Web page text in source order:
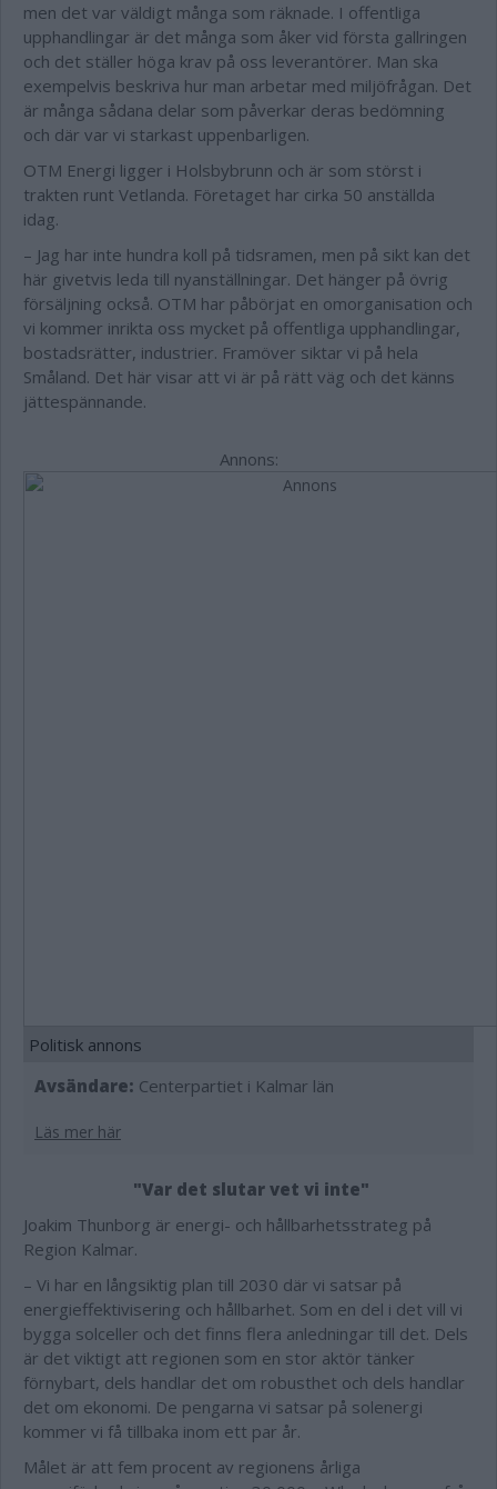
men det var väldigt många som räknade. I offentliga
upphandlingar är det många som åker vid första gallringen
och det ställer höga krav på oss leverantörer. Man ska
exempelvis beskriva hur man arbetar med miljöfrågan. Det
är många sådana delar som påverkar deras bedömning
och där var vi starkast uppenbarligen.
OTM Energi ligger i Holsbybrunn och är som störst i
trakten runt Vetlanda. Företaget har cirka 50 anställda
idag.
– Jag har inte hundra koll på tidsramen, men på sikt kan det
här givetvis leda till nyanställningar. Det hänger på övrig
försäljning också. OTM har påbörjat en omorganisation och
vi kommer inrikta oss mycket på offentliga upphandlingar,
bostadsrätter, industrier. Framöver siktar vi på hela
Småland. Det här visar att vi är på rätt väg och det känns
jättespännande.
Annons:
Politisk annons
Avsändare: Centerpartiet i Kalmar län
Läs mer här
"Var det slutar vet vi inte"
Joakim Thunborg är energi- och hållbarhetsstrateg på
Region Kalmar.
– Vi har en långsiktig plan till 2030 där vi satsar på
energieffektivisering och hållbarhet. Som en del i det vill vi
bygga solceller och det finns flera anledningar till det. Dels
är det viktigt att regionen som en stor aktör tänker
förnybart, dels handlar det om robusthet och dels handlar
det om ekonomi. De pengarna vi satsar på solenergi
kommer vi få tillbaka inom ett par år.
Målet är att fem procent av regionens årliga